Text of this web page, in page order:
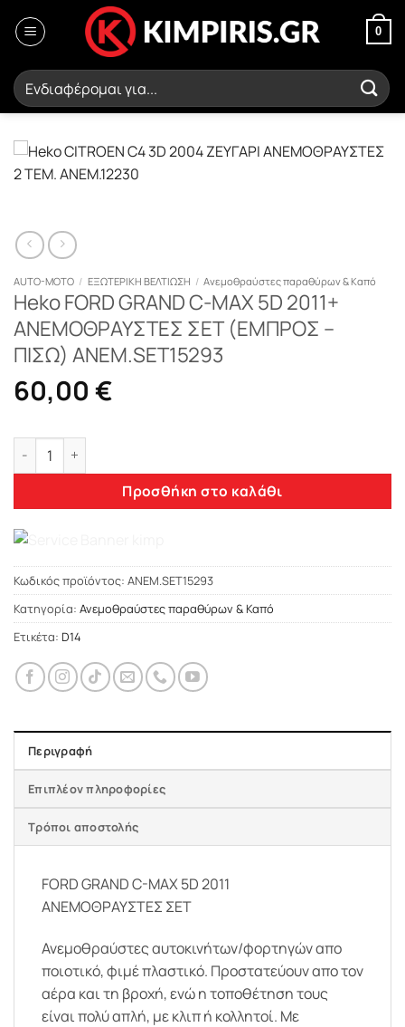
στο
0
Αναζήτηση
για:
AUTO-MOTO / ΕΞΩΤΕΡΙΚΗ ΒΕΛΤΙΩΣΗ / Ανεμοθραύστες παραθύρων & Καπό
Heko FORD GRAND C-MAX 5D 2011+
ΑΝΕΜΟΘΡΑΥΣΤΕΣ ΣΕΤ (ΕΜΠΡΟΣ –
ΠΙΣΩ) ΑΝΕΜ.SET15293
60,00 €
Heko FORD GRAND C-MAX 5D 2011+ ΑΝΕΜΟΘΡΑΥΣΤΕΣ ΣΕΤ
Προσθήκη στο καλάθι
Κωδικός προϊόντος: ΑΝΕΜ.SET15293
Κατηγορία: Ανεμοθραύστες παραθύρων & Καπό
Ετικέτα: D14
Περιγραφή
Επιπλέον πληροφορίες
Τρόποι αποστολής
FORD GRAND C-MAX 5D 2011
ΑΝΕΜΟΘΡΑΥΣΤΕΣ ΣΕΤ
Ανεμοθραύστες αυτοκινήτων/φορτηγών απο
ποιοτικό, φιμέ πλαστικό. Προστατεύουν απο τον
αέρα και τη βροχή, ενώ η τοποθέτηση τους
είναι πολύ απλή, με κλιπ ή κολλητοί. Με